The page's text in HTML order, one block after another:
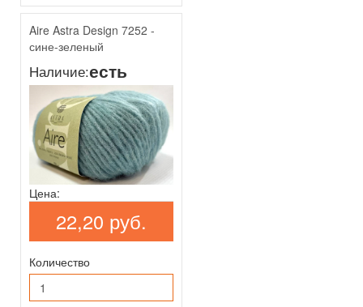
Aire Astra Design 7252 -
сине-зеленый
Наличие:есть
Цена:
22,20 руб.
Количество